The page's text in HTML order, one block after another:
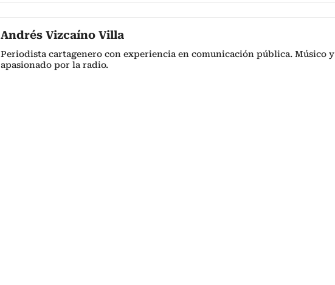
Andrés Vizcaíno Villa
Periodista cartagenero con experiencia en comunicación pública. Músico y
apasionado por la radio.